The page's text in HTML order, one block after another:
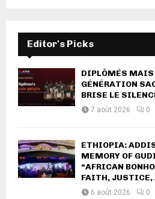
Editor's Picks
DIPLÔMÉS MAIS
GÉNÉRATION
BRISE LE
7 août 2026 0
ETHIOPIA:
MEMORY OF
“AFRICAN
FAITH, JUSTICE,
6 août 2026 0